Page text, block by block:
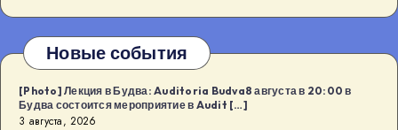
Новые события
[Photo] Лекция в Будва: Auditoria Budva8 августа в 20:00 в
Будва состоится мероприятие в Audit […]
3 августа, 2026